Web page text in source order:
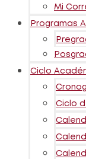
Mi
Programas
Ciclo
Ciclo